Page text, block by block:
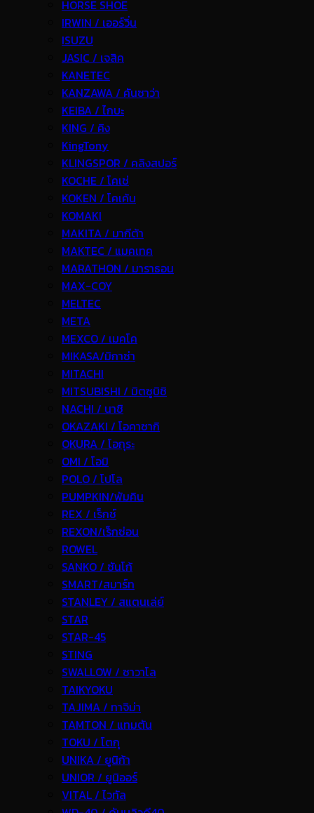
HORSE SHOE
IRWIN / เออร์วิ่น
ISUZU
JASIC / เจสิค
KANETEC
KANZAWA / คันซาว่า
KEIBA / ไกบะ
KING / คิง
KingTony
KLINGSPOR / คลิงสปอร์
KOCHE / โคเช่
KOKEN / โคเค้น
KOMAKI
MAKITA / มากีต้า
MAKTEC / แมคเทค
MARATHON / มาราธอน
MAX-COY
MELTEC
META
MEXCO / เมคโค
MIKASA/มิกาซ่า
MITACHI
MITSUBISHI / มิตซูบิชิ
NACHI / นาชิ
OKAZAKI / โอคาซากิ
OKURA / โอกุระ
OMI / โอมิ
POLO / โปโล
PUMPKIN/พัมคิน
REX / เร็กช์
REXON/เร็กซ่อน
ROWEL
SANKO / ซันโก้
SMART/สมาร์ท
STANLEY / สแตนเล่ย์
STAR
STAR-45
STING
SWALLOW / ซาวาโล
TAIKYOKU
TAJIMA / ทาจิม่า
TAMTON / แทมตัน
TOKU / โตกุ
UNIKA / ยูนิก้า
UNIOR / ยูนิออร์
VITAL / ไวทัล